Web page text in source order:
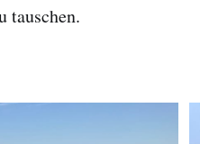
tauschen.